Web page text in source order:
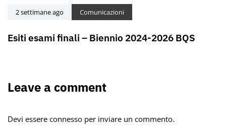
2 settimane ago Comunicazioni
Esiti esami finali – Biennio 2024-2026 BQS
Leave a comment
Devi essere connesso per inviare un commento.